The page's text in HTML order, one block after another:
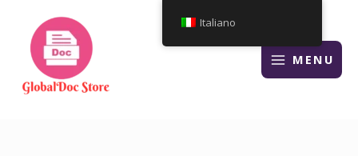
contenuto
MENU
Italiano